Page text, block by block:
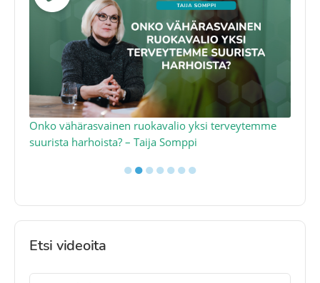
Onko vähärasvainen ruokavalio yksi terveytemme
suurista harhoista? – Taija Somppi
●●●●●●●
Etsi videoita